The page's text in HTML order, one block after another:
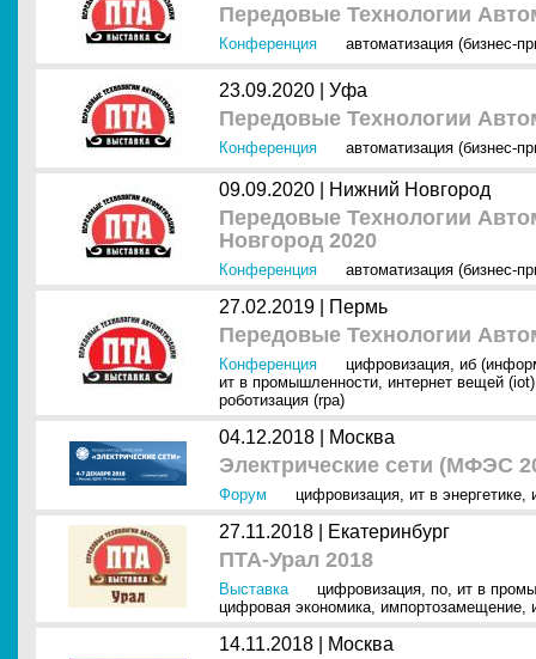
Передовые Технологии
Конференция автоматизация (бизнес-
23.09.2020 | Уфа
Передовые Технологии
Конференция автоматизация (бизнес-
09.09.2020 | Нижний Новгород
Передовые Технологии
Новгород 2020
Конференция автоматизация (бизнес-
27.02.2019 | Пермь
Передовые Технологии
Конференция цифровизация, иб
ит в промышленности, интернет вещей (iot)
роботизация (rpa)
04.12.2018 | Москва
Электрические сети (МФЭС
Форум цифровизация, ит в энергетике,
27.11.2018 | Екатеринбург
ПТА-Урал 2018
Выставка цифровизация, по, ит в
цифровая экономика, импортозамещение,
14.11.2018 | Москва